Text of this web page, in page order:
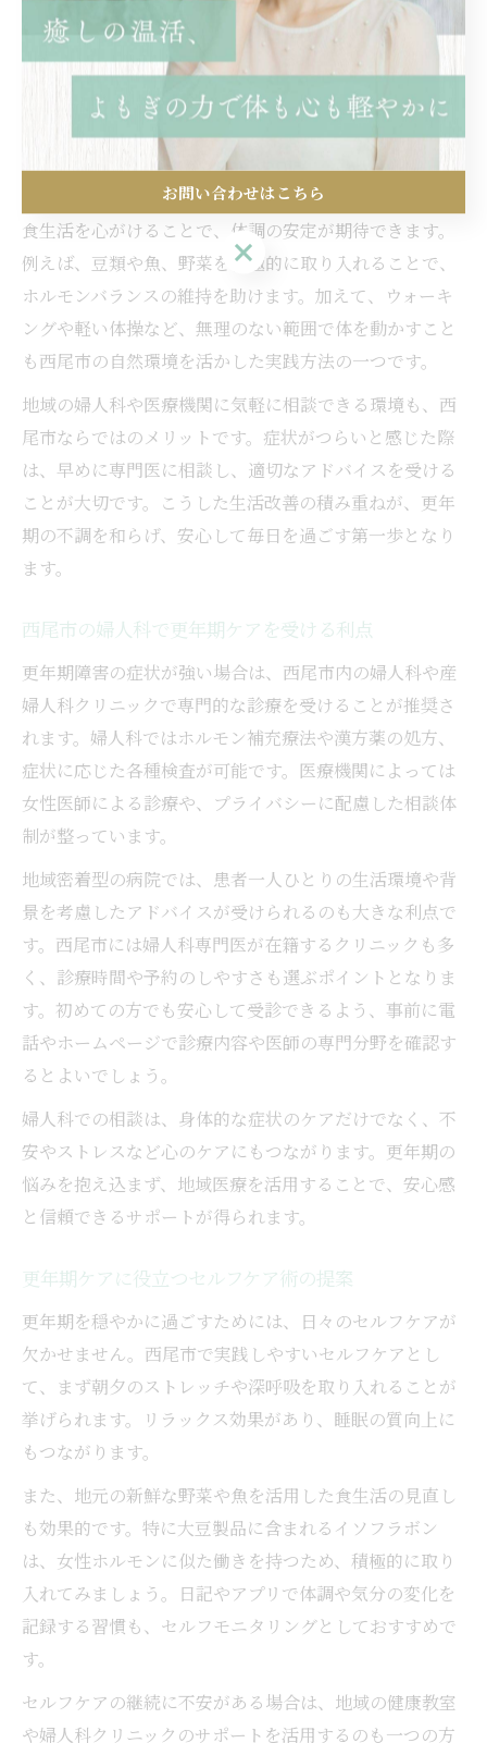
な症状が現れる時期です。西尾市で生活する女性にとっ
ても、日常生活の中で無理なく取り入れられる改善法を
知ることが重要です。まずは、自分自身の体調の変化に
気付き、無理をせず休息を取ることがポイントとなりま
さらに、食事内容を見直し、バランスの良い和食中心の
食生活を心がけることで、体調の安定が期待できます。
例えば、豆類や魚、野菜を積極的に取り入れることで、
ホルモンバランスの維持を助けます。加えて、ウォーキ
ングや軽い体操など、無理のない範囲で体を動かすこと
も西尾市の自然環境を活かした実践方法の一つです。
地域の婦人科や医療機関に気軽に相談できる環境も、西
尾市ならではのメリットです。症状がつらいと感じた際
は、早めに専門医に相談し、適切なアドバイスを受ける
ことが大切です。こうした生活改善の積み重ねが、更年
期の不調を和らげ、安心して毎日を過ごす第一歩となり
ます。
西尾市の婦人科で更年期ケアを受ける利点
更年期障害の症状が強い場合は、西尾市内の婦人科や産
婦人科クリニックで専門的な診療を受けることが推奨さ
れます。婦人科ではホルモン補充療法や漢方薬の処方、
症状に応じた各種検査が可能です。医療機関によっては
女性医師による診療や、プライバシーに配慮した相談体
制が整っています。
地域密着型の病院では、患者一人ひとりの生活環境や背
景を考慮したアドバイスが受けられるのも大きな利点で
す。西尾市には婦人科専門医が在籍するクリニックも多
く、診療時間や予約のしやすさも選ぶポイントとなりま
す。初めての方でも安心して受診できるよう、事前に電
話やホームページで診療内容や医師の専門分野を確認す
るとよいでしょう。
婦人科での相談は、身体的な症状のケアだけでなく、不
安やストレスなど心のケアにもつながります。更年期の
悩みを抱え込まず、地域医療を活用することで、安心感
と信頼できるサポートが得られます。
更年期ケアに役立つセルフケア術の提案
更年期を穏やかに過ごすためには、日々のセルフケアが
欠かせません。西尾市で実践しやすいセルフケアとし
て、まず朝夕のストレッチや深呼吸を取り入れることが
挙げられます。リラックス効果があり、睡眠の質向上に
もつながります。
また、地元の新鮮な野菜や魚を活用した食生活の見直し
も効果的です。特に大豆製品に含まれるイソフラボン
は、女性ホルモンに似た働きを持つため、積極的に取り
入れてみましょう。日記やアプリで体調や気分の変化を
記録する習慣も、セルフモニタリングとしておすすめで
す。
セルフケアの継続に不安がある場合は、地域の健康教室
や婦人科クリニックのサポートを活用するのも一つの方
お問い合わせはこちら
お問い合わせはこちら